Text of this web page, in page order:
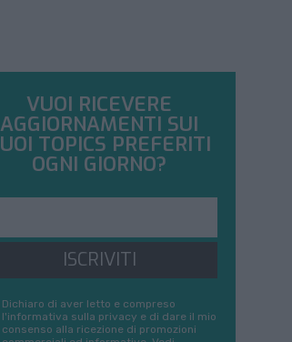
VUOI RICEVERE
AGGIORNAMENTI SUI
TOPICS PREFERITI
OGNI GIORNO?
ISCRIVITI
Dichiaro di aver letto e compreso
l'informativa sulla privacy e di dare il mio
consenso alla ricezione di promozioni